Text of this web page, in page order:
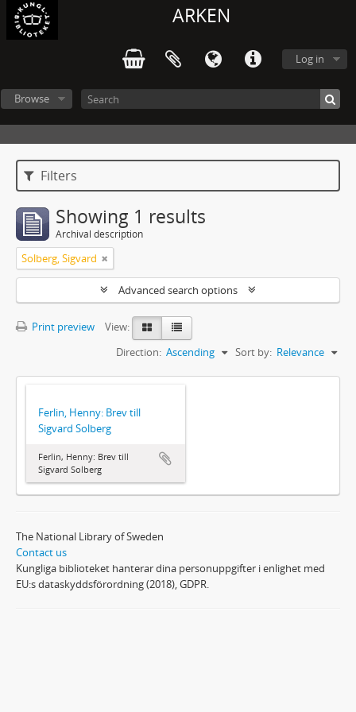
ARKEN
Log in
Browse
Filters
Showing 1 results
Archival description
Solberg, Sigvard
Advanced search options
Print preview
View:
Sort by: Relevance
Direction: Ascending
Ferlin, Henny: Brev till
Sigvard Solberg
Ferlin, Henny: Brev till
Sigvard Solberg
The National Library of Sweden
Contact us
Kungliga biblioteket hanterar dina personuppgifter i enlighet med
EU:s dataskyddsförordning (2018), GDPR.